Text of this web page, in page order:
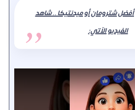
أفضل شترومان أو ميدنتيكا .. شاهد
الفيديو الآتي: